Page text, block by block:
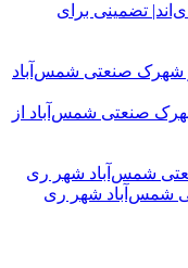
تضمینی برای
صنعتی شمس‌آباد از
شمس‌آباد شهر ری